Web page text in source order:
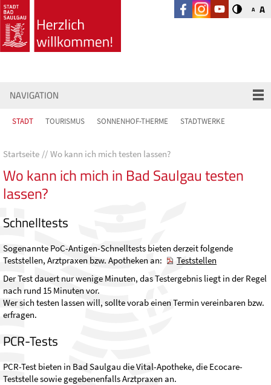
A A
NAVIGATION
STADT TOURISMUS SONNENHOF-THERME STADTWERKE
Startseite Wo kann ich mich testen lassen?
Wo kann ich mich in Bad Saulgau testen
lassen?
Schnelltests
Sogenannte PoC-Antigen-Schnelltests bieten derzeit folgende
Teststellen, Arztpraxen bzw. Apotheken an:
Teststellen
Der Test dauert nur wenige Minuten, das Testergebnis liegt in der Regel
nach rund 15 Minuten vor.
Wer sich testen lassen will, sollte vorab einen Termin vereinbaren bzw.
erfragen.
PCR-Tests
PCR-Test bieten in Bad Saulgau die Vital-Apotheke, die Ecocare-
Teststelle sowie gegebenenfalls Arztpraxen an.